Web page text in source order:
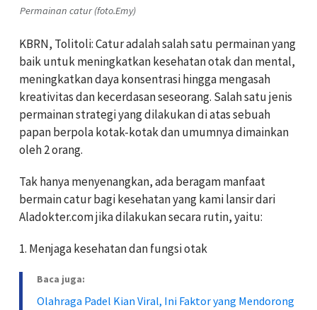
Permainan catur (foto.Emy)
KBRN, Tolitoli: Catur adalah salah satu permainan yang
baik untuk meningkatkan kesehatan otak dan mental,
meningkatkan daya konsentrasi hingga mengasah
kreativitas dan kecerdasan seseorang. Salah satu jenis
permainan strategi yang dilakukan di atas sebuah
papan berpola kotak-kotak dan umumnya dimainkan
oleh 2 orang.
Tak hanya menyenangkan, ada beragam manfaat
bermain catur bagi kesehatan yang kami lansir dari
Aladokter.com jika dilakukan secara rutin, yaitu:
1. Menjaga kesehatan dan fungsi otak
Baca juga:
Olahraga Padel Kian Viral, Ini Faktor yang Mendorong